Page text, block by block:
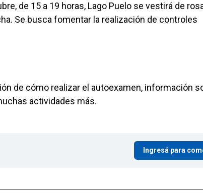
de 15 a 19 horas, Lago Puelo se vestirá de
Se busca fomentar la realización de controles
de cómo realizar el autoexamen, información
actividades más.
Ingresá para